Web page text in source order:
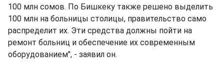
100 млн сомов. По Бишкеку также решено выделить
100 млн на больницы столицы, правительство само
распределит их. Эти средства должны пойти на
ремонт больниц и обеспечение их современным
оборудованием", - заявил он.